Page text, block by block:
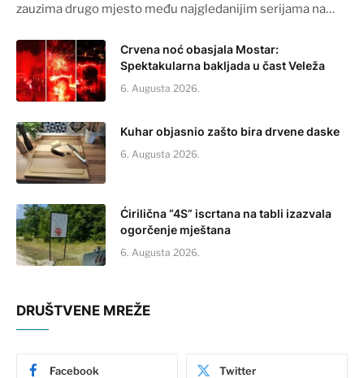
zauzima drugo mjesto među najgledanijim serijama na…
Crvena noć obasjala Mostar:
Spektakularna bakljada u čast Veleža
6. Augusta 2026.
Kuhar objasnio zašto bira drvene daske
6. Augusta 2026.
Ćirilična “4S” iscrtana na tabli izazvala
ogorčenje mještana
6. Augusta 2026.
DRUŠTVENE MREŽE
Facebook Twitter